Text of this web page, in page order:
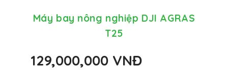
Máy bay nông nghiệp DJI AGRAS
T25
129,000,000 VNĐ